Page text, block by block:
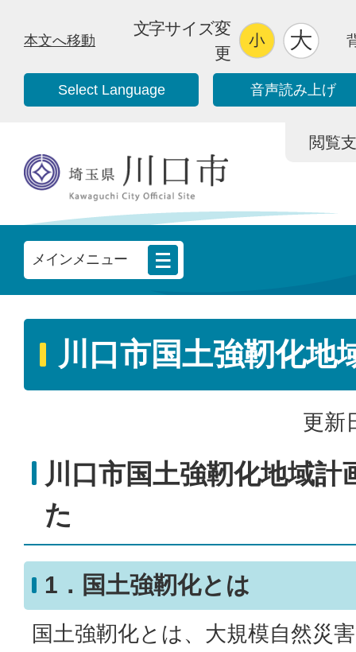
本文へ移動
文字サイズ変
更
Select Language 音声読み上げ
閲覧
メインメニュー
川口市国土強靭化地
更新
川口市国土強靭化地域計
た
1．国土強靭化とは
国土強靭化とは、大規模自然災